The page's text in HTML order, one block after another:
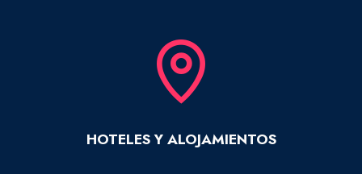
HOTELES Y ALOJAMIENTOS